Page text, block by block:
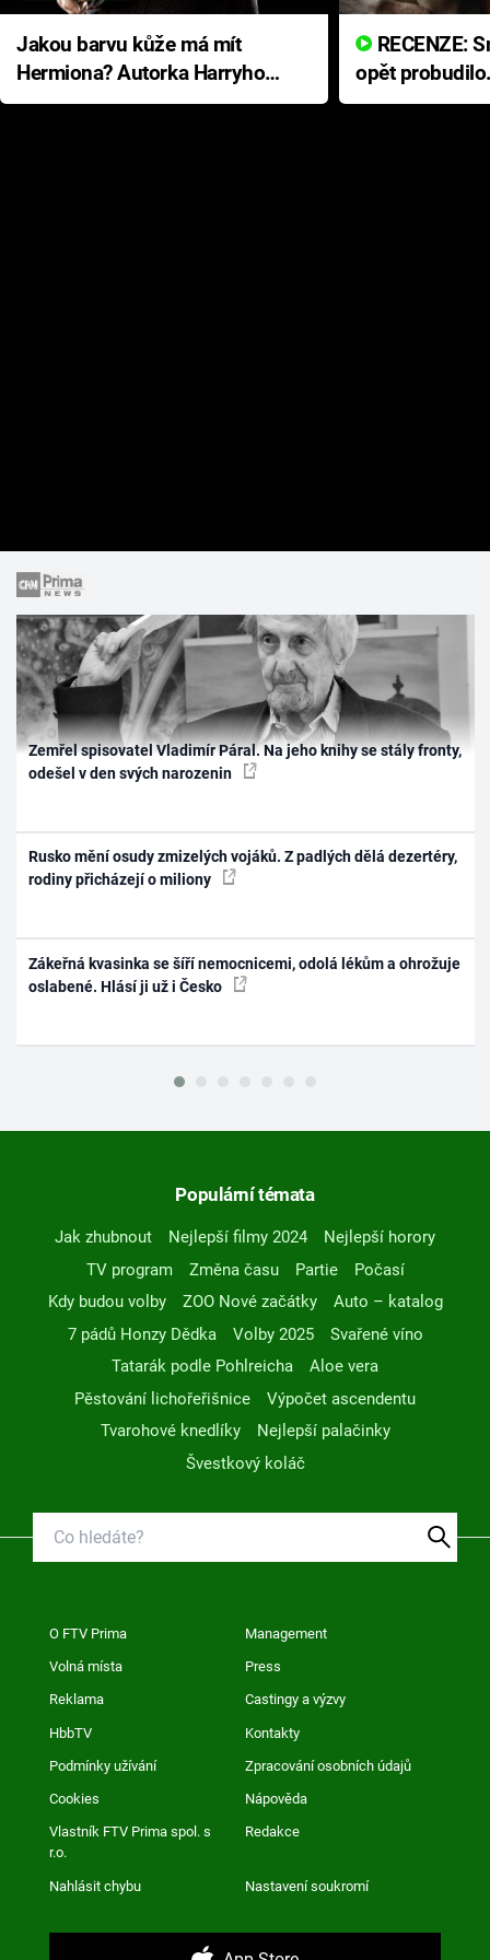
Jakou barvu kůže má mít
Hermiona? Autorka Harryho
Pottera přišla s ráznou
opět
přichází s
Zemřel spisovatel Vladimír Páral. Na jeho knihy se stály fronty,
odešel v den svých narozenin
Rusko mění osudy zmizelých vojáků. Z padlých dělá dezertéry,
rodiny přicházejí o miliony
Zákeřná kvasinka se šíří nemocnicemi, odolá lékům a ohrožuje
oslabené. Hlásí ji už i Česko
Populární témata
Jak zhubnout Nejlepší filmy 2024
Nejlepší horory
TV program
Změna času Partie
Počasí
Kdy budou volby
ZOO Nové začátky
Auto – katalog
7 pádů Honzy Dědka
Volby 2025
Svařené víno
Tatarák podle Pohlreicha
Aloe vera
Pěstování lichořeřišnice
Výpočet ascendentu
Tvarohové knedlíky
Nejlepší palačinky
Švestkový koláč
O FTV Prima Management
Volná místa Press
Reklama Castingy a výzvy
HbbTV Kontakty
Podmínky užívání Zpracování osobních údajů
Cookies Nápověda
Vlastník FTV Prima spol. s
r.o.
Redakce
Nahlásit chybu Nastavení soukromí